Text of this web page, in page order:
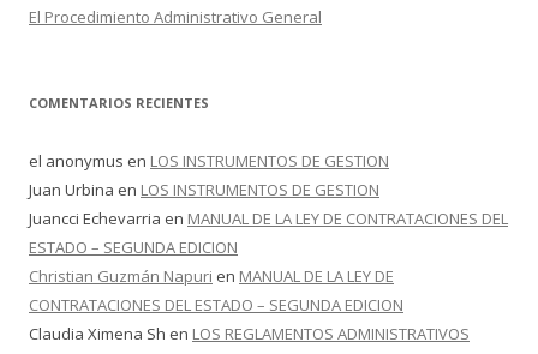
El Procedimiento Administrativo General
COMENTARIOS RECIENTES
el anonymus en LOS INSTRUMENTOS DE GESTION
Juan Urbina en LOS INSTRUMENTOS DE GESTION
Juancci Echevarria en MANUAL DE LA LEY DE CONTRATACIONES DEL
ESTADO – SEGUNDA EDICION
Christian Guzmán Napuri en MANUAL DE LA LEY DE
CONTRATACIONES DEL ESTADO – SEGUNDA EDICION
Claudia Ximena Sh en LOS REGLAMENTOS ADMINISTRATIVOS